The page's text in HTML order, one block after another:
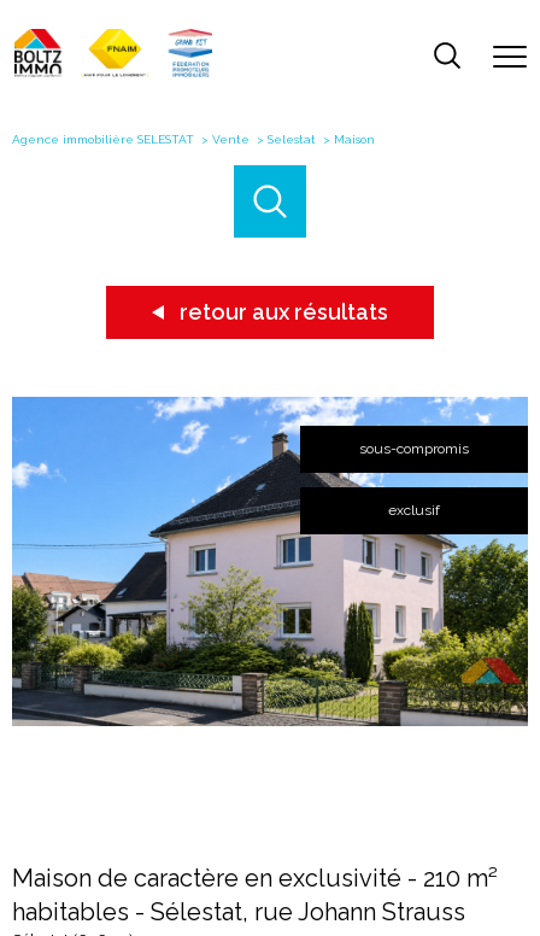
Agence immobilière SELESTAT Vente Selestat Maison
retour aux résultats
sous-compromis
exclusif
Maison de caractère en exclusivité - 210 m²
habitables - Sélestat, rue Johann Strauss